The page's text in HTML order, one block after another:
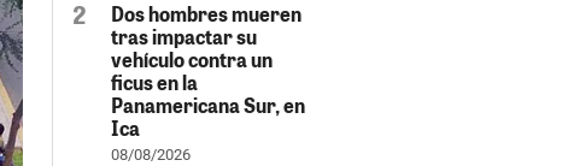
Dos hombres mueren
tras impactar su
vehículo contra un
ficus en la
Panamericana Sur, en
Ica
08/08/2026